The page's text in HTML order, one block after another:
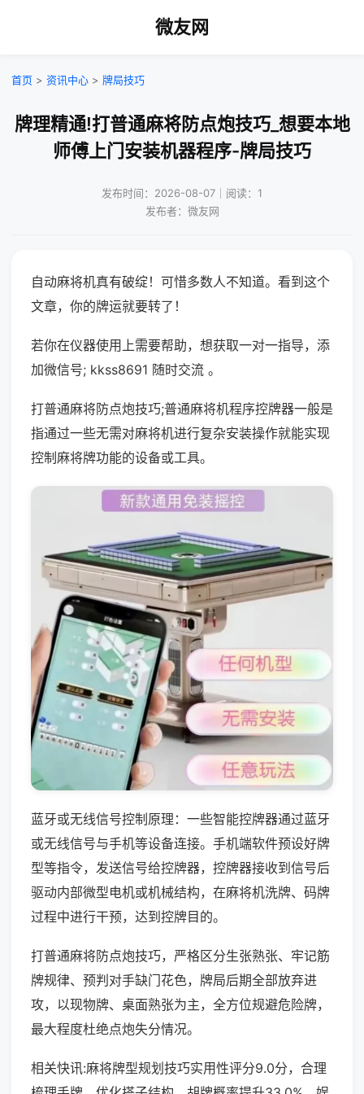
微友网
首页 > 资讯中心 > 牌局技巧
牌理精通!打普通麻将防点炮技巧_想要本地
师傅上门安装机器程序-牌局技巧
发布时间：2026-08-07｜阅读：1
发布者：微友网
自动麻将机真有破绽！可惜多数人不知道。看到这个
文章，你的牌运就要转了！
若你在仪器使用上需要帮助，想获取一对一指导，添
加微信号; kkss8691 随时交流 。
打普通麻将防点炮技巧;普通麻将机程序控牌器一般是
指通过一些无需对麻将机进行复杂安装操作就能实现
控制麻将牌功能的设备或工具。
蓝牙或无线信号控制原理：一些智能控牌器通过蓝牙
或无线信号与手机等设备连接。手机端软件预设好牌
型等指令，发送信号给控牌器，控牌器接收到信号后
驱动内部微型电机或机械结构，在麻将机洗牌、码牌
过程中进行干预，达到控牌目的。
打普通麻将防点炮技巧，严格区分生张熟张、牢记筋
牌规律、预判对手缺门花色，牌局后期全部放弃进
攻，以现物牌、桌面熟张为主，全方位规避危险牌，
最大程度杜绝点炮失分情况。
相关快讯:麻将牌型规划技巧实用性评分9.0分，合理